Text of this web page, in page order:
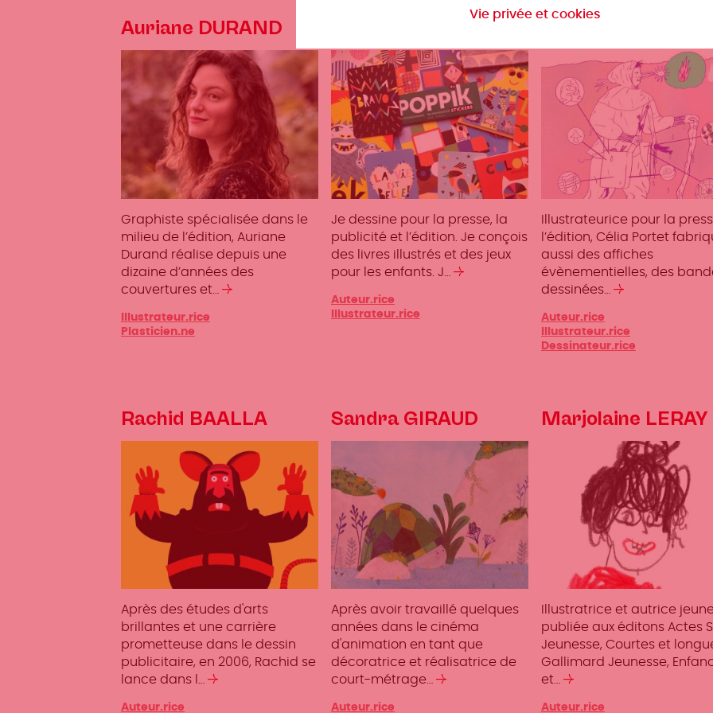
Auriane DURAND
Graphiste spécialisée dans le
milieu de l’édition, Auriane
Durand réalise depuis une
dizaine d’années des
couvertures et…
Catégories
Illustrateur.rice
Plasticien.ne
Sophie LEDESMA
Je dessine pour la presse, la
publicité et l’édition. Je conçois
des livres illustrés et des jeux
pour les enfants. J…
Catégories
Auteur.rice
Illustrateur.rice
Illustrateurice pour la
l’édition, Célia Portet
aussi des affiches
évènementielles, des
dessinées…
Catégories
Auteur.rice
Illustrateur.rice
Dessinateur.rice
Rachid BAALLA
Après des études d'arts
brillantes et une carrière
prometteuse dans le dessin
publicitaire, en 2006, Rachid se
lance dans l…
Catégories
Auteur.rice
Sandra GIRAUD
Après avoir travaillé quelques
années dans le cinéma
d'animation en tant que
décoratrice et réalisatrice de
court-métrage…
Catégories
Auteur.rice
Marjolaine LERAY
Illustratrice et autrice
publiée aux éditons Actes
Jeunesse, Courtes et
Gallimard Jeunesse,
et…
Catégories
Auteur.rice
Vie privée et cookies